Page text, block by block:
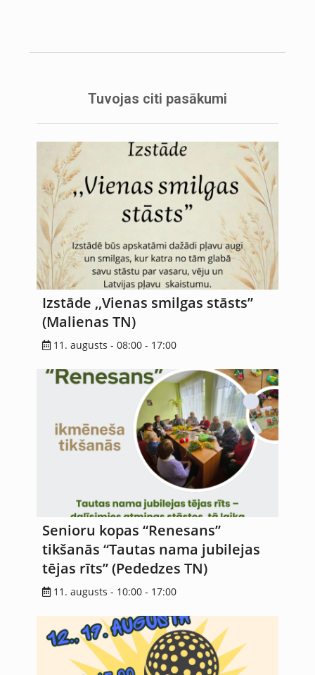
Tuvojas citi pasākumi
Izstāde ,,Vienas smilgas stāsts”
(Malienas TN)
11. augusts - 08:00 - 17:00
Senioru kopas “Renesans”
tikšanās “Tautas nama jubilejas
tējas rīts” (Pededzes TN)
11. augusts - 10:00 - 17:00